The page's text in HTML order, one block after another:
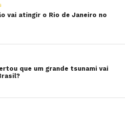
vai atingir o Rio de Janeiro no
que um grande tsunami vai